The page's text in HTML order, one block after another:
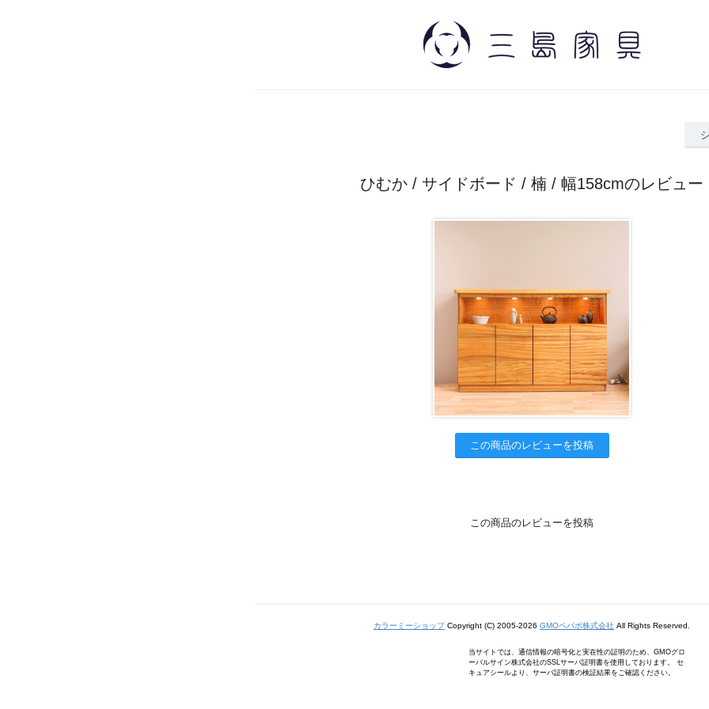
ひむか / サイドボード / 楠 / 幅158cmのレビュー
この商品のレビューを投稿
この商品のレビューを投稿
カラーミーショップCopyright (C) 2005-2026 GMOペパボ株式会社 All Rights Reserved.
当サイトでは、通信情報の暗号化と実在性の証明のため、GMOグロ
ーバルサイン株式会社のSSLサーバ証明書を使用しております。 セ
キュアシールより、サーバ証明書の検証結果をご確認ください。